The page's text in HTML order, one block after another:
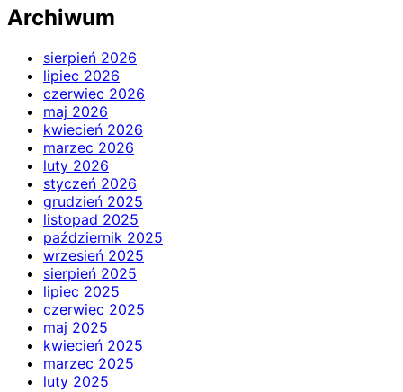
Archiwum
sierpień 2026
lipiec 2026
czerwiec 2026
maj 2026
kwiecień 2026
marzec 2026
luty 2026
styczeń 2026
grudzień 2025
listopad 2025
październik 2025
wrzesień 2025
sierpień 2025
lipiec 2025
czerwiec 2025
maj 2025
kwiecień 2025
marzec 2025
luty 2025